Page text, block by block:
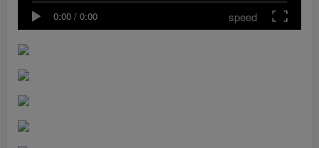
0:00 / 0:00 speed